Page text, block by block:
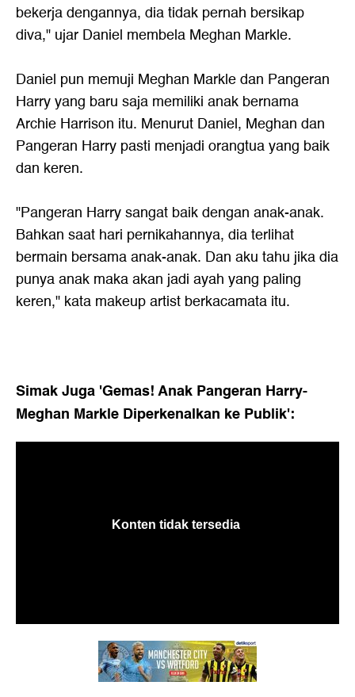
bekerja dengannya, dia tidak pernah bersikap
diva," ujar Daniel membela Meghan Markle.
Daniel pun memuji Meghan Markle dan Pangeran
Harry yang baru saja memiliki anak bernama
Archie Harrison itu. Menurut Daniel, Meghan dan
Pangeran Harry pasti menjadi orangtua yang baik
dan keren.
"Pangeran Harry sangat baik dengan anak-anak.
Bahkan saat hari pernikahannya, dia terlihat
bermain bersama anak-anak. Dan aku tahu jika dia
punya anak maka akan jadi ayah yang paling
keren," kata makeup artist berkacamata itu.
Simak Juga 'Gemas! Anak Pangeran Harry-
Meghan Markle Diperkenalkan ke Publik':